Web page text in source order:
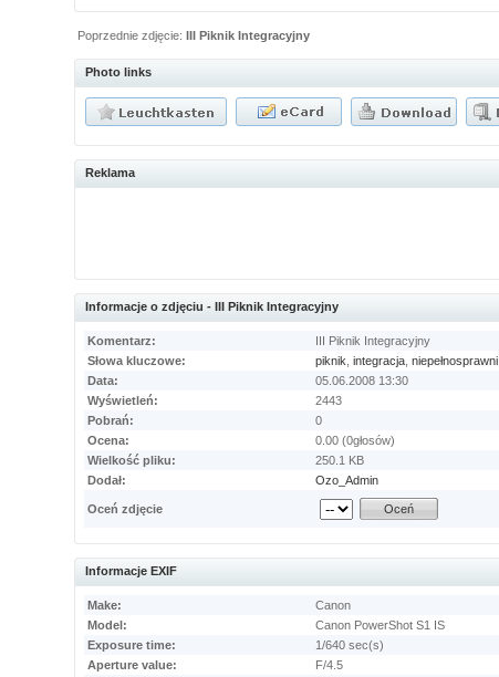
Poprzednie zdjęcie:III Piknik Integracyjny
Photo links
Reklama
Informacje o zdjęciu - III Piknik Integracyjny
Komentarz:
III Piknik Integracyjny
Słowa kluczowe:
piknik ,integracja ,niepełnosprawni
Data:
05.06.2008 13:30
Wyświetleń:
2443
Pobrań:
0
Ocena:
0.00 (0głosów)
Wielkość pliku:
250.1 KB
Dodał:
Ozo_Admin
Oceń zdjęcie
Informacje EXIF
Make:
Canon
Model:
Canon PowerShot S1 IS
Exposure time:
1/640 sec(s)
Aperture value:
F/4.5